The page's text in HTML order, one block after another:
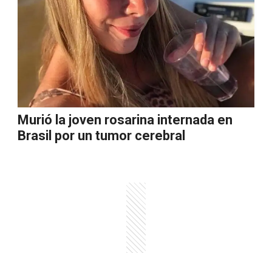
Murió la joven rosarina internada en
Brasil por un tumor cerebral